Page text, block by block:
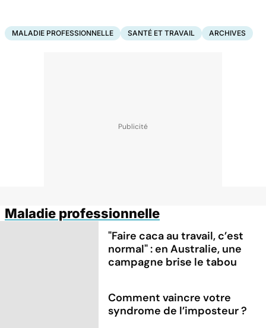
MALADIE PROFESSIONNELLE SANTÉ ET TRAVAIL ARCHIVES
Maladie professionnelle
"Faire caca au travail, c’est
normal" : en Australie, une
campagne brise le tabou
Comment vaincre votre
syndrome de l’imposteur ?